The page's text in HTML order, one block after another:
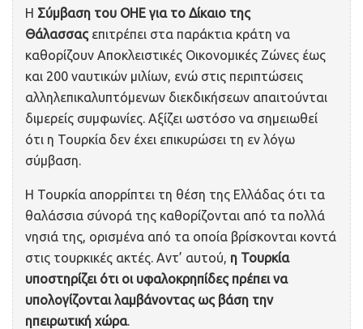
Η Σύμβαση του ΟΗΕ για το Δίκαιο της
Θάλασσας επιτρέπει στα παράκτια κράτη να
καθορίζουν Aποκλειστικές Oικονομικές Zώνες έως
και 200 ναυτικών μιλίων, ενώ στις περιπτώσεις
αλληλεπικαλυπτόμενων διεκδικήσεων απαιτούνται
διμερείς συμφωνίες. Αξίζει ωστόσο να σημειωθεί
ότι η Τουρκία δεν έχει επικυρώσει τη εν λόγω
σύμβαση.
Η Τουρκία απορρίπτει τη θέση της Ελλάδας ότι τα
θαλάσσια σύνορά της καθορίζονται από τα πολλά
νησιά της, ορισμένα από τα οποία βρίσκονται κοντά
στις τουρκικές ακτές. Αντ’ αυτού, η Τουρκία
υποστηρίζει ότι οι υφαλοκρηπίδες πρέπει να
υπολογίζονται λαμβάνοντας ως βάση την
ηπειρωτική χώρα.